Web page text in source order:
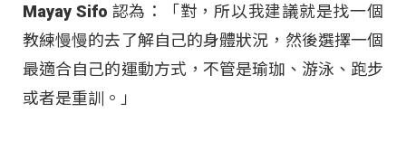
Mayay Sifo 認為：「對，所以我建議就是找一個
教練慢慢的去了解自己的身體狀況，然後選擇一個
最適合自己的運動方式，不管是瑜珈、游泳、跑步
或者是重訓。」